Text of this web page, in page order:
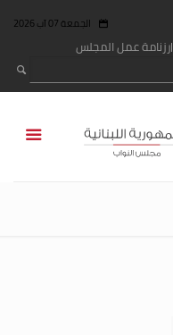
الجمعة 07 آب 2026
رزنامة عمل المجلس